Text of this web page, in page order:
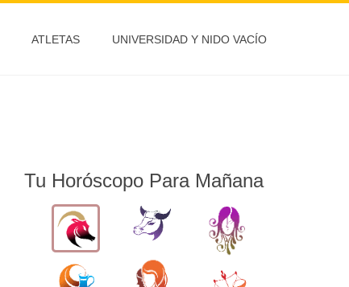
ATLETAS UNIVERSIDAD Y NIDO VACÍO
Tu Horóscopo Para Mañana